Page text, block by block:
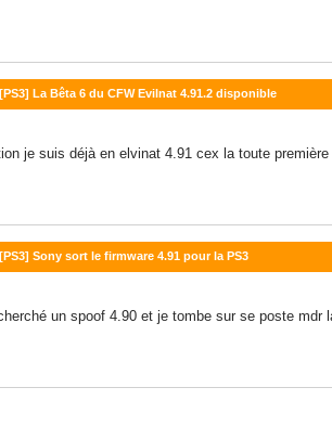
La Bêta 6 du CFW Evilnat 4.91.2 disponible
je suis déjà en elvinat 4.91 cex la toute
Sony sort le firmware 4.91 pour la PS3
un spoof 4.90 et je tombe sur se poste